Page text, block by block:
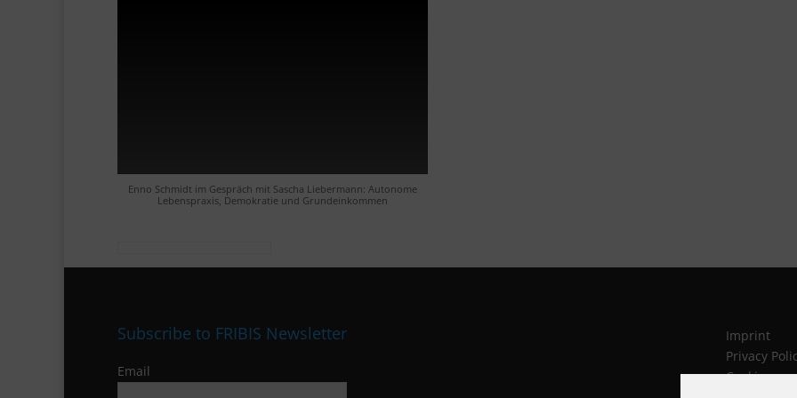
Enno Schmidt im Gespräch mit Sascha Liebermann: Autonome
Lebenspraxis, Demokratie und Grundeinkommen
Subscribe to FRIBIS Newsletter
Email
Imprint
Privacy
Cookies